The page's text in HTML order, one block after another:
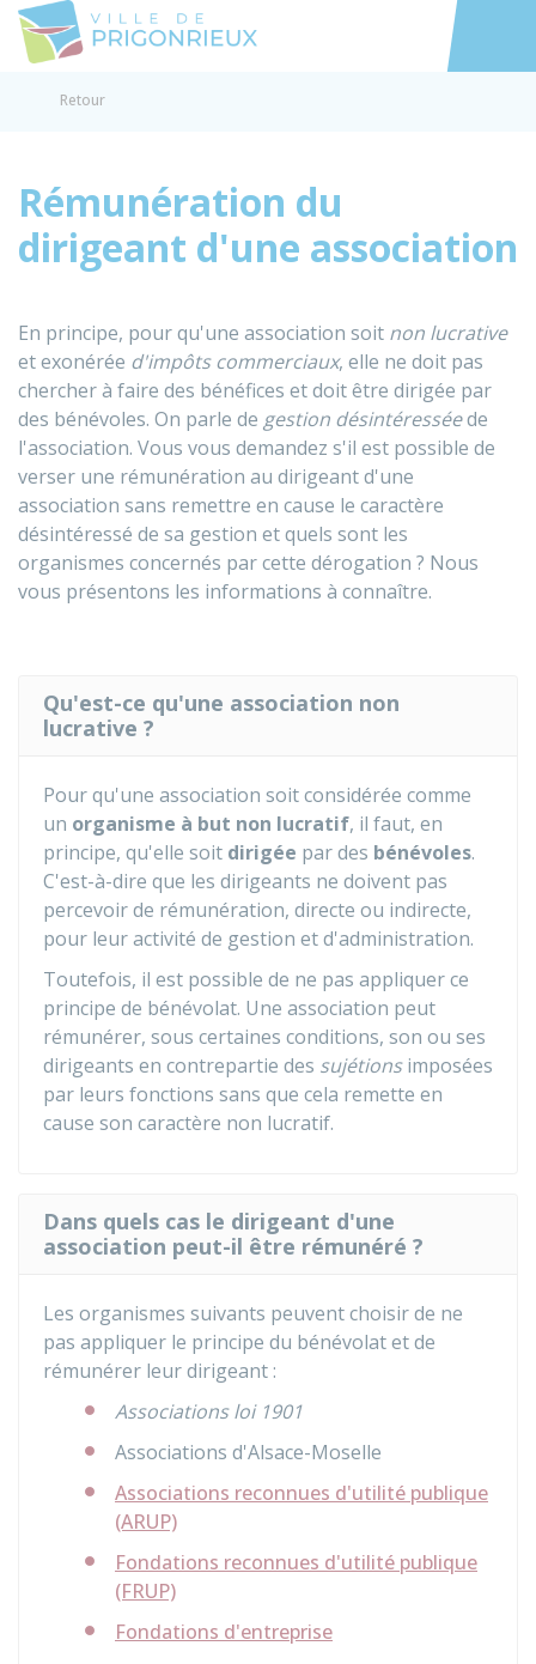
Accéder
Retour
Rémunération du
dirigeant d'une association
En principe, pour qu'une association soit non lucrative
et exonérée d'impôts commerciaux, elle ne doit pas
chercher à faire des bénéfices et doit être dirigée par
des bénévoles. On parle de gestion désintéresséede
l'association. Vous vous demandez s'il est possible de
verser une rémunération au dirigeant d'une
association sans remettre en cause le caractère
désintéressé de sa gestion et quels sont les
organismes concernés par cette dérogation ? Nous
vous présentons les informations à connaître.
Qu'est-ce qu'une association non
lucrative ?
Pour qu'une association soit considérée comme
un organisme à but non lucratif, il faut, en
principe, qu'elle soit dirigée par des bénévoles.
C'est-à-dire que les dirigeants ne doivent pas
percevoir de rémunération, directe ou indirecte,
pour leur activité de gestion et d'administration.
Toutefois, il est possible de ne pas appliquer ce
principe de bénévolat. Une association peut
rémunérer, sous certaines conditions, son ou ses
dirigeants en contrepartie des sujétionsimposées
par leurs fonctions sans que cela remette en
cause son caractère non lucratif.
Dans quels cas le dirigeant d'une
association peut-il être rémunéré ?
Les organismes suivants peuvent choisir de ne
pas appliquer le principe du bénévolat et de
rémunérer leur dirigeant :
Associations loi 1901
Associations d'Alsace-Moselle
Associations reconnues d'utilité publique
(ARUP)
Fondations reconnues d'utilité publique
(FRUP)
Fondations d'entreprise